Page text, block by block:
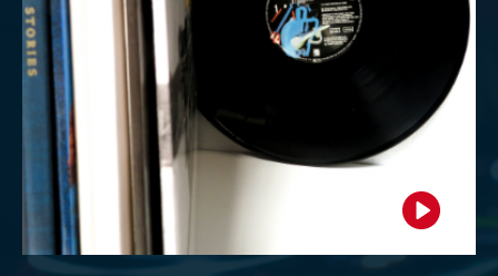
Play